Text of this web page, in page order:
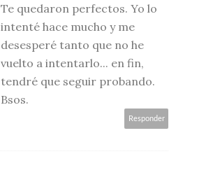
Te quedaron perfectos. Yo lo
intenté hace mucho y me
desesperé tanto que no he
vuelto a intentarlo... en fin,
tendré que seguir probando.
Bsos.
Responder